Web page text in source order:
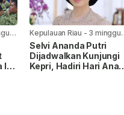
I,
Kepulauan Riau - 3 minggu
yang lalu
Selvi Ananda Putri
Dijadwalkan Kunjungi
Kepri, Hadiri Hari Anak